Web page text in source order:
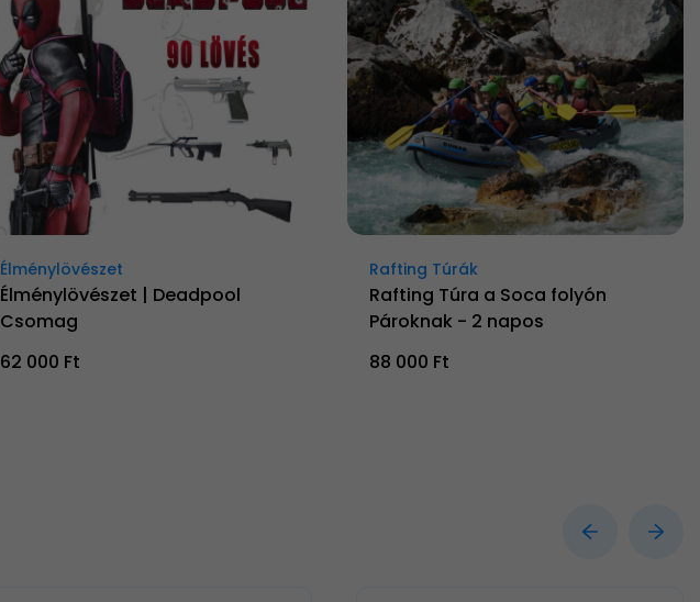
Élménylövészet
Élménylövészet | Deadpool
Csomag
62 000 Ft
Rafting Túrák
Rafting Túra a Soca folyón
Pároknak - 2 napos
88 000 Ft